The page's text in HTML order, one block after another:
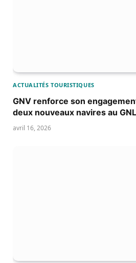
ACTUALITÉS TOURISTIQUES
GNV renforce son
deux nouveaux navires au
avril 16, 2026